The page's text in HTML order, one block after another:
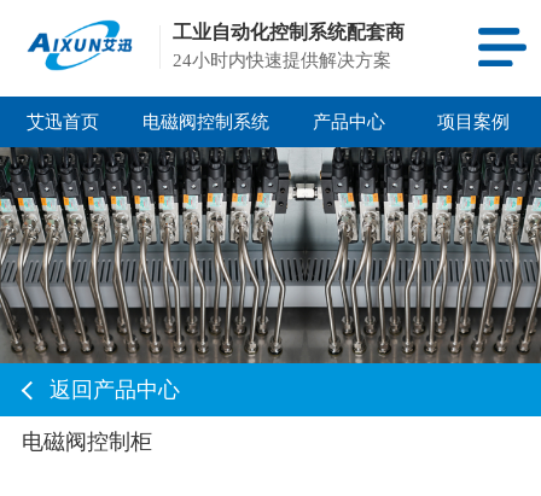
工业自动化控制系统配套商
24小时内快速提供解决方案
艾迅首页 电磁阀控制系统 产品中心 项目案例
返回产品中心
电磁阀控制柜